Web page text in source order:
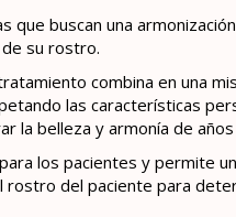
que buscan una
su rostro.
combina en una
las características
la belleza y armonía de
los pacientes y permite
rostro del paciente para